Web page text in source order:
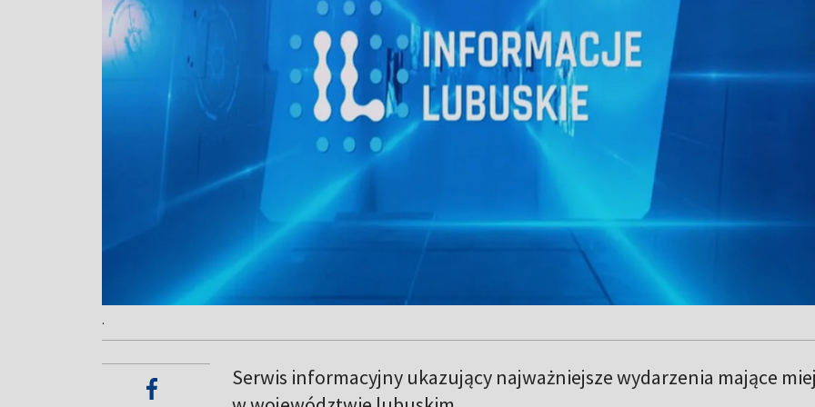
.
Serwis informacyjny ukazujący najważniejsze wydarzenia mające